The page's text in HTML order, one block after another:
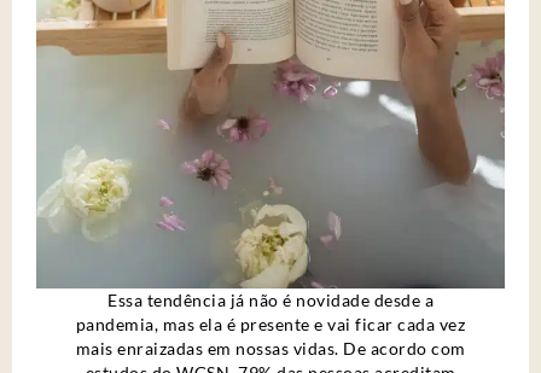
Essa tendência já não é novidade desde a
pandemia, mas ela é presente e vai ficar cada vez
mais enraizadas em nossas vidas. De acordo com